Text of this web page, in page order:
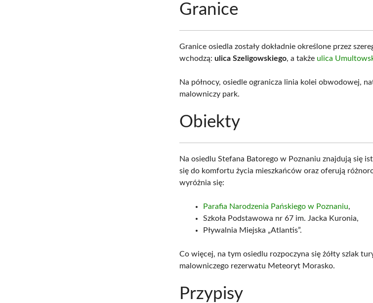
Granice
Granice osiedla zostały dokładnie określone przez
wchodzą:ulica Szeligowskiego, a także ulica
Na północy, osiedle ogranicza linia kolei obwodowej,
malowniczy park.
Obiekty
Na osiedlu Stefana Batorego w Poznaniu znajdują się
się do komfortu życia mieszkańców oraz oferują
wyróżnia się:
Parafia Narodzenia Pańskiego w Poznaniu,
Szkoła Podstawowa nr 67 im. Jacka Kuronia,
Pływalnia Miejska „Atlantis”.
Co więcej, na tym osiedlu rozpoczyna się żółty szlak
malowniczego rezerwatu Meteoryt Morasko.
Przypisy